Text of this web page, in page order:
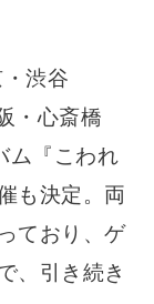
渋谷
・心斎橋
ム『こわれ
も決定。両
ており、ゲ
、引き続き